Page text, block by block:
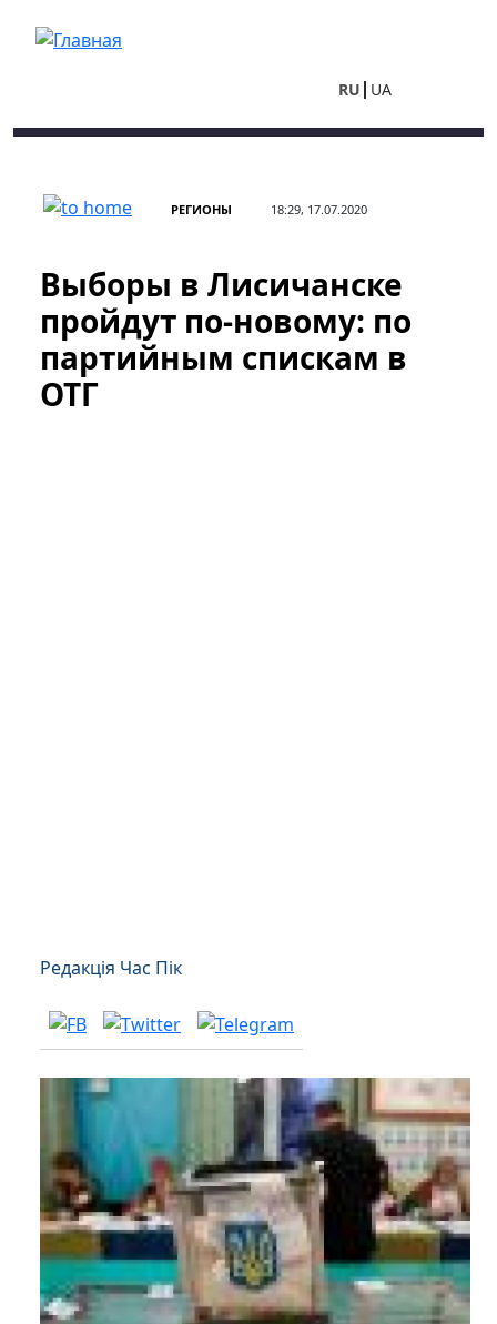
RU UA
РЕГИОНЫ 18:29, 17.07.2020
Выборы в Лисичанске
пройдут по-новому: по
партийным спискам в
ОТГ
Редакція Час Пік